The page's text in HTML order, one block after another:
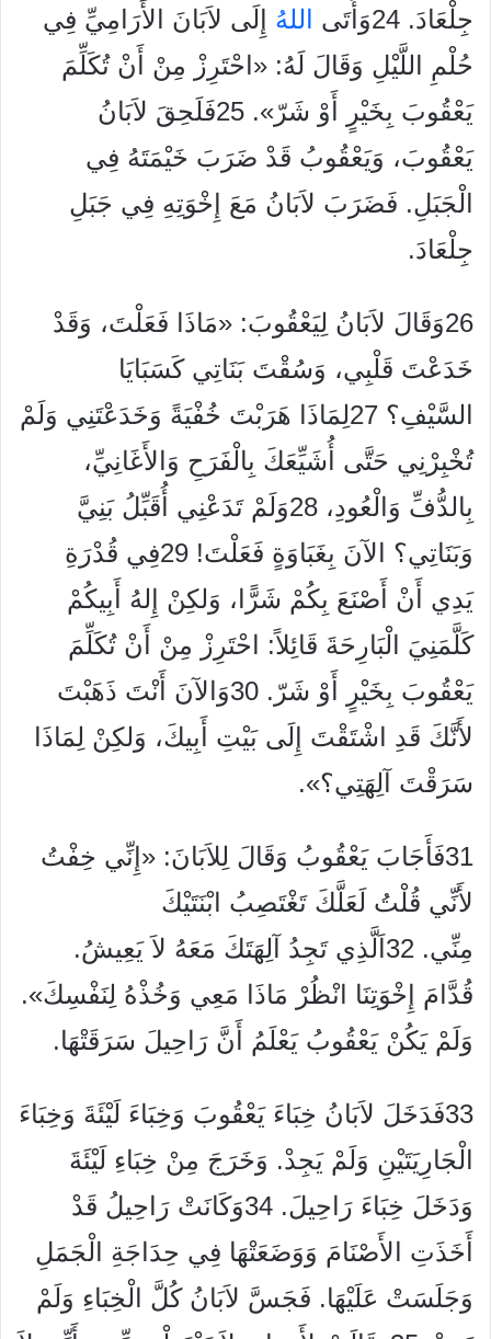
جِلْعَادَ. 24وَأَتَى
الله ُ إِلَى لاَبَانَ الأَرَامِيِّ فِي
حُلْمِ اللَّيْلِ وَقَالَ لَهُ: «احْتَرِزْ مِنْ أَنْ تُكَلِّمَ
يَعْقُوبَ بِخَيْرٍ أَوْ شَرّ». 25فَلَحِقَ لاَبَانُ
يَعْقُوبَ، وَيَعْقُوبُ قَدْ ضَرَبَ خَيْمَتَهُ فِي
الْجَبَلِ. فَضَرَبَ لاَبَانُ مَعَ إِخْوَتِهِ فِي جَبَلِ
جِلْعَادَ.
26وَقَالَ لاَبَانُ لِيَعْقُوبَ: «مَاذَا فَعَلْتَ، وَقَدْ
خَدَعْتَ قَلْبِي، وَسُقْتَ بَنَاتِي كَسَبَايَا
السَّيْفِ؟ 27لِمَاذَا هَرَبْتَ خُفْيَةً وَخَدَعْتَنِي وَلَمْ
تُخْبِرْنِي حَتَّى أُشَيِّعَكَ بِالْفَرَحِ وَالأَغَانِيِّ،
بِالدُّفِّ وَالْعُودِ، 28وَلَمْ تَدَعْنِي أُقَبِّلُ بَنِيَّ
وَبَنَاتِي؟ الآنَ بِغَبَاوَةٍ فَعَلْتَ! 29فِي قُدْرَةِ
يَدِي أَنْ أَصْنَعَ بِكُمْ شَرًّا، وَلكِنْ إِلهُ أَبِيكُمْ
كَلَّمَنِيَ الْبَارِحَةَ قَائِلاً: احْتَرِزْ مِنْ أَنْ تُكَلِّمَ
يَعْقُوبَ بِخَيْرٍ أَوْ شَرّ. 30وَالآنَ أَنْتَ ذَهَبْتَ
لأَنَّكَ قَدِ اشْتَقْتَ إِلَى بَيْتِ أَبِيكَ، وَلكِنْ لِمَاذَا
سَرَقْتَ آلِهَتِي؟».
31فَأَجَابَ يَعْقُوبُ وَقَالَ لِلاَبَانَ: «إِنِّي خِفْتُ
لأَنِّي قُلْتُ لَعَلَّكَ تَغْتَصِبُ ابْنَتَيْكَ
مِنِّي. 32اَلَّذِي تَجِدُ آلِهَتَكَ مَعَهُ لاَ يَعِيشُ.
قُدَّامَ إِخْوَتِنَا انْظُرْ مَاذَا مَعِي وَخُذْهُ لِنَفْسِكَ».
وَلَمْ يَكُنْ يَعْقُوبُ يَعْلَمُ أَنَّ رَاحِيلَ سَرَقَتْهَا.
33فَدَخَلَ لاَبَانُ خِبَاءَ يَعْقُوبَ وَخِبَاءَ لَيْئَةَ وَخِبَاءَ
الْجَارِيَتَيْنِ وَلَمْ يَجِدْ. وَخَرَجَ مِنْ خِبَاءِ لَيْئَةَ
وَدَخَلَ خِبَاءَ رَاحِيلَ. 34وَكَانَتْ رَاحِيلُ قَدْ
أَخَذَتِ الأَصْنَامَ وَوَضَعَتْهَا فِي حِدَاجَةِ الْجَمَلِ
وَجَلَسَتْ عَلَيْهَا. فَجَسَّ لاَبَانُ كُلَّ الْخِبَاءِ وَلَمْ